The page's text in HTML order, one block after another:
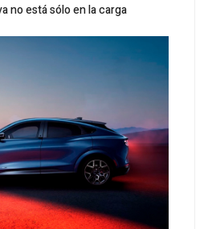
no está sólo en la carga